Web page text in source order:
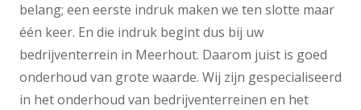
belang; een eerste indruk maken we ten slotte maar
één keer. En die indruk begint dus bij uw
bedrijventerrein in Meerhout. Daarom juist is goed
onderhoud van grote waarde. Wij zijn gespecialiseerd
in het onderhoud van bedrijventerreinen en het